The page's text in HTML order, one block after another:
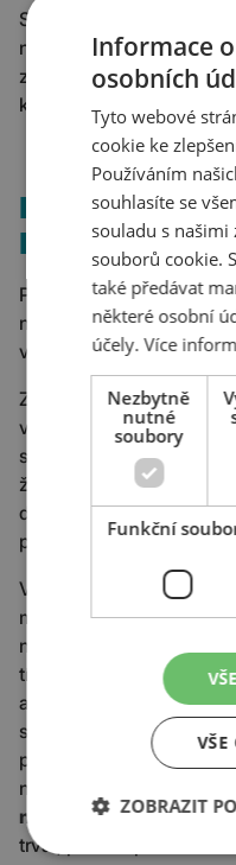
Specialista může pro
nerelevantních prokliků
z hlediska času. Tím
která je z hlediska
PRVNÍ
NEJLEPŠÍ
Probrali jsme si základní
nemusíte vždy vidět,
vždy nejdůležitější
Zní to velice hezky – vidět
ve vyhledávání, že? Ale
snažit? Možná tušíte
že z hlediska výkonnosti
důležité, zda jsem zrovna
pokud to
přináší
Velmi často se
mnohem efektivnější
na
tím, že cena za proklik
ale stále se naše reklama
stránky, kde
dostatečně
produkt či službu
nabídnout
napsanou reklamu,
trvat, protože potenciální
Informace
osobních
Tyto webové
cookie ke
Používáním
souhlasíte se
souladu s
souborů cookie.
také předávat
některé osobní
účely.Více
Nezbytně
nutné
soubory
Funkční
ZOBRAZIT